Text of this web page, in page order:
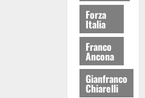
Forza
Italia
Franco
Ancona
Gianfranco
Chiarelli